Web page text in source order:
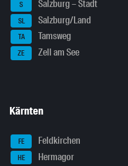
S Salzburg – Stadt
SL Salzburg/Land
TA Tamsweg
ZE Zell am See
Kärnten
FE Feldkirchen
HE Hermagor